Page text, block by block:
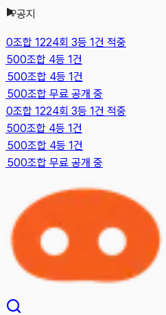
공지
합 1224회 3등 1건 적중
조합 4등 1건
조합 4등 1건
조합 무료 공개 중
합 1224회 3등 1건 적중
조합 4등 1건
조합 4등 1건
조합 무료 공개 중